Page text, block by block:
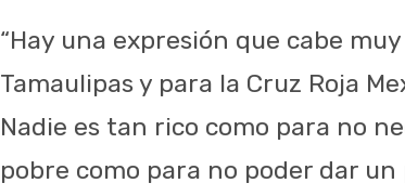
“Hay una expresión que cabe
Tamaulipas y para la Cruz Roja
Nadie es tan rico como para no
pobre como para no poder dar